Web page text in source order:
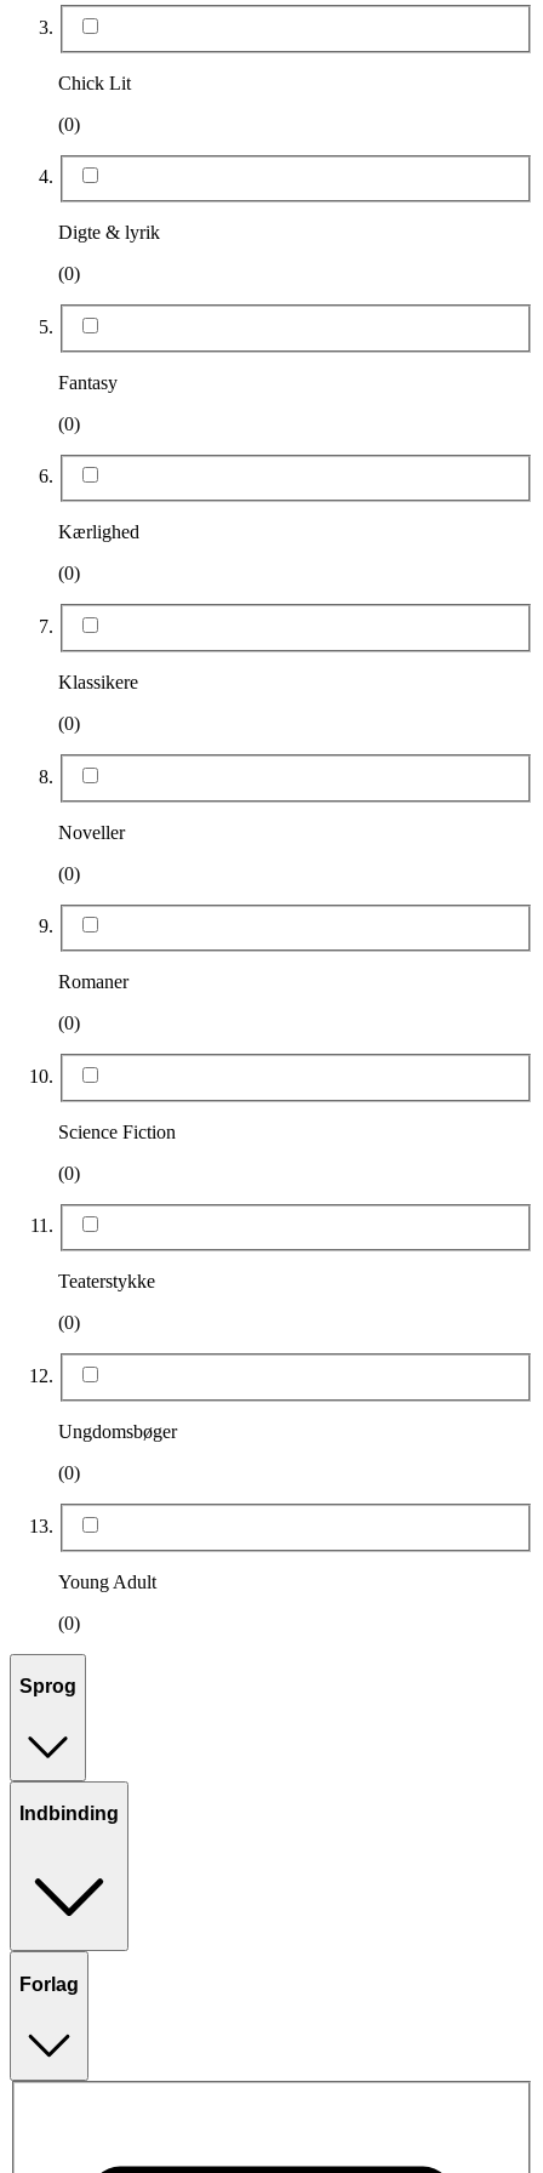
Chick Lit
(0)
Digte & lyrik
(0)
Fantasy
(0)
Kærlighed
(0)
Klassikere
(0)
Noveller
(0)
Romaner
(0)
Science Fiction
(0)
Teaterstykke
(0)
Ungdomsbøger
(0)
Young Adult
(0)
Sprog
Indbinding
Forlag